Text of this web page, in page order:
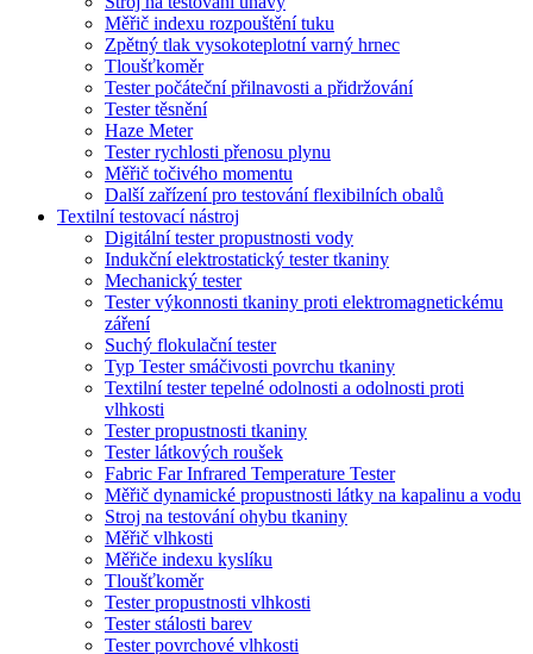
Měřič indexu rozpouštění tuku
Zpětný tlak vysokoteplotní varný hrnec
Tloušťkoměr
Tester počáteční přilnavosti a přidržování
Tester těsnění
Haze Meter
Tester rychlosti přenosu plynu
Měřič točivého momentu
Další zařízení pro testování flexibilních obalů
Textilní testovací nástroj
Digitální tester propustnosti vody
Indukční elektrostatický tester tkaniny
Mechanický tester
Tester výkonnosti tkaniny proti elektromagnetickému
záření
Suchý flokulační tester
Typ Tester smáčivosti povrchu tkaniny
Textilní tester tepelné odolnosti a odolnosti proti
vlhkosti
Tester propustnosti tkaniny
Tester látkových roušek
Fabric Far Infrared Temperature Tester
Měřič dynamické propustnosti látky na kapalinu a vodu
Stroj na testování ohybu tkaniny
Měřič vlhkosti
Měřiče indexu kyslíku
Tloušťkoměr
Tester propustnosti vlhkosti
Tester stálosti barev
Tester povrchové vlhkosti